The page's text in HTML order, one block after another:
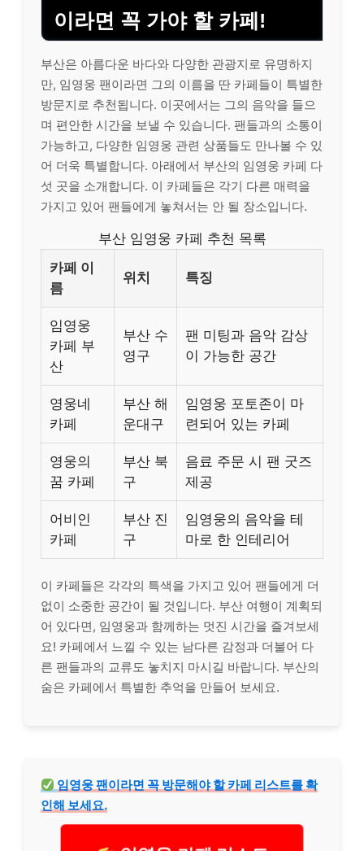
이라면 꼭 가야 할 카페!
부산은 아름다운 바다와 다양한 관광지로 유명하지
만, 임영웅 팬이라면 그의 이름을 딴 카페들이 특별한
방문지로 추천됩니다. 이곳에서는 그의 음악을 들으
며 편안한 시간을 보낼 수 있습니다. 팬들과의 소통이
가능하고, 다양한 임영웅 관련 상품들도 만나볼 수 있
어 더욱 특별합니다. 아래에서 부산의 임영웅 카페 다
섯 곳을 소개합니다. 이 카페들은 각기 다른 매력을
가지고 있어 팬들에게 놓쳐서는 안 될 장소입니다.
부산 임영웅 카페 추천 목록
카페 이
름
위치 특징
임영웅
카페 부
산
부산 수
영구
팬 미팅과 음악 감상
이 가능한 공간
영웅네
카페
부산 해
운대구
임영웅 포토존이 마
련되어 있는 카페
영웅의
꿈 카페
부산 북
구
음료 주문 시 팬 굿즈
제공
어비인
카페
부산 진
구
임영웅의 음악을 테
마로 한 인테리어
이 카페들은 각각의 특색을 가지고 있어 팬들에게 더
없이 소중한 공간이 될 것입니다. 부산 여행이 계획되
어 있다면, 임영웅과 함께하는 멋진 시간을 즐겨보세
요! 카페에서 느낄 수 있는 남다른 감정과 더불어 다
른 팬들과의 교류도 놓치지 마시길 바랍니다. 부산의
숨은 카페에서 특별한 추억을 만들어 보세요.
임영웅 팬이라면 꼭 방문해야 할 카페 리스트를 확
인해 보세요.